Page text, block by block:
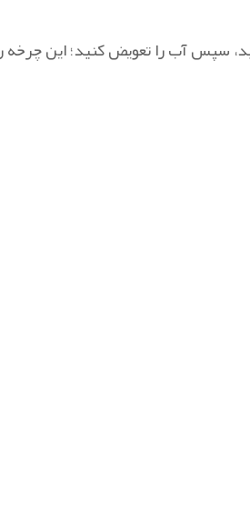
تصفیه‌شده ۳–۴ روز بخیسانید، سپس آب را تعویض کنید؛ این